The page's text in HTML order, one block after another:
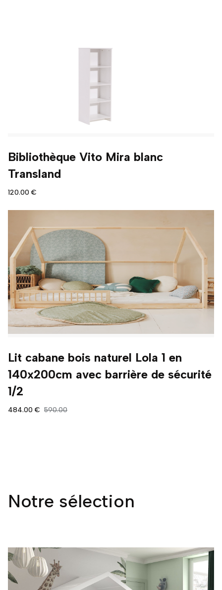
Bibliothèque Vito Mira blanc
Transland
120.00 €
Lit cabane bois naturel Lola 1 en
140x200cm avec barrière de sécurité
1/2
484.00 € 590.00
Notre sélection